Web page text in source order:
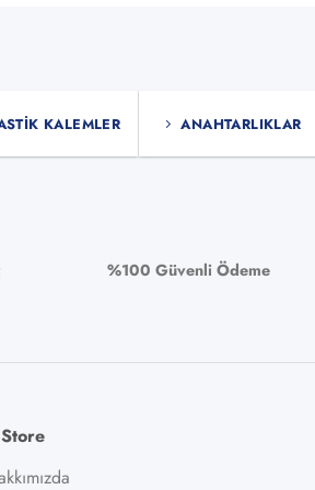
KALEMLER ANAHTARLIKLAR
%100 Güvenli Ödeme